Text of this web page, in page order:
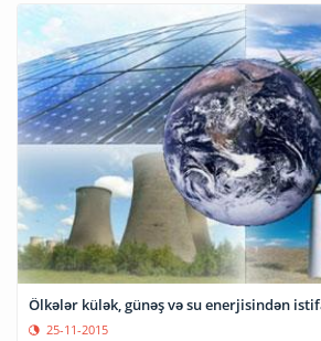
Ölkələr külək, günəş və su enerjisindən
25-11-2015